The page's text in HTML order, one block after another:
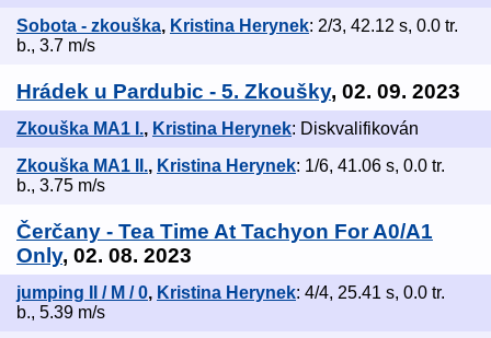
Sobota - zkouška, Kristina Herynek: 2/3, 42.12 s, 0.0 tr.
b., 3.7 m/s
Hrádek u Pardubic - 5. Zkoušky, 02. 09. 2023
Zkouška MA1 I., Kristina Herynek: Diskvalifikován
Zkouška MA1 II., Kristina Herynek: 1/6, 41.06 s, 0.0 tr.
b., 3.75 m/s
Čerčany - Tea Time At Tachyon For A0/A1
Only, 02. 08. 2023
jumping II / M / 0, Kristina Herynek: 4/4, 25.41 s, 0.0 tr.
b., 5.39 m/s